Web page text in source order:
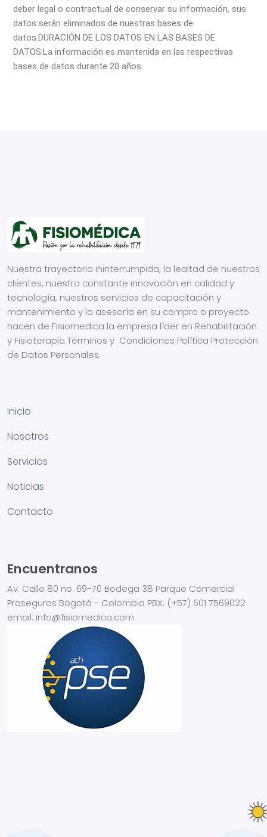
deber legal o contractual de conservar su información, sus
datos serán eliminados de nuestras bases de
datos.DURACIÓN DE LOS DATOS EN LAS BASES DE
DATOS:La información es mantenida en las respectivas
bases de datos durante 20 años.
Nuestra trayectoria ininterrumpida, la lealtad de nuestros
clientes, nuestra constante innovación en calidad y
tecnología, nuestros servicios de capacitación y
mantenimiento y la asesoría en su compra o proyecto
hacen de Fisiomedica la empresa líder en Rehabilitación
y Fisioterapia Términos y Condiciones Política Protección
de Datos Personales.
Inicio
Nosotros
Servicios
Noticias
Contacto
Encuentranos
Av. Calle 80 no. 69-70 Bodega 38 Parque Comercial
Proseguros Bogotá - Colombia PBX: (+57) 601 7569022
email: info@fisiomedica.com